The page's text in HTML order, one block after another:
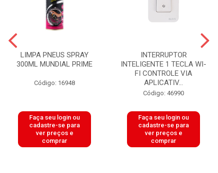
LIMPA PNEUS SPRAY
300ML MUNDIAL PRIME
Código: 16948
Faça seu login ou
cadastre-se para
ver preços e
comprar
INTERRUPTOR
INTELIGENTE 1 TECLA WI-
FI CONTROLE VIA
APLICATIV...
Código: 46990
Faça seu login ou
cadastre-se para
ver preços e
comprar